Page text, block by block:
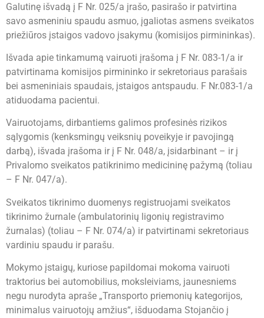
Galutinę išvadą į F Nr. 025/a įrašo, pasirašo ir patvirtina
savo asmeniniu spaudu asmuo, įgaliotas asmens sveikatos
priežiūros įstaigos vadovo įsakymu (komisijos pirmininkas).
Išvada apie tinkamumą vairuoti įrašoma į F Nr. 083-1/a ir
patvirtinama komisijos pirmininko ir sekretoriaus parašais
bei asmeniniais spaudais, įstaigos antspaudu. F Nr.083-1/a
atiduodama pacientui.
Vairuotojams, dirbantiems galimos profesinės rizikos
sąlygomis (kenksmingų veiksnių poveikyje ir pavojingą
darbą), išvada įrašoma ir į F Nr. 048/a, įsidarbinant – ir į
Privalomo sveikatos patikrinimo medicininę pažymą (toliau
– F Nr. 047/a).
Sveikatos tikrinimo duomenys registruojami sveikatos
tikrinimo žurnale (ambulatorinių ligonių registravimo
žurnalas) (toliau – F Nr. 074/a) ir patvirtinami sekretoriaus
vardiniu spaudu ir parašu.
Mokymo įstaigų, kuriose papildomai mokoma vairuoti
traktorius bei automobilius, moksleiviams, jaunesniems
negu nurodyta apraše „Transporto priemonių kategorijos,
minimalus vairuotojų amžius“, išduodama Stojančio į